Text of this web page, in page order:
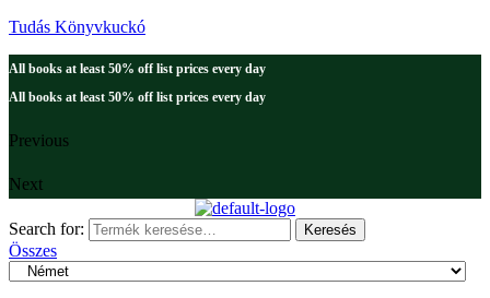
Tudás Könyvkuckó
All books at least 50% off list prices every day
All books at least 50% off list prices every day
Previous
Next
Search for: Keresés
Összes